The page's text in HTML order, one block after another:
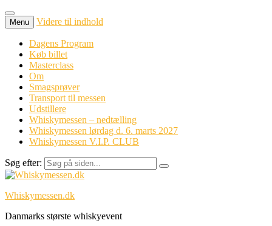
Menu Videre til indhold
Dagens Program
Køb billet
Masterclass
Om
Smagsprøver
Transport til messen
Udstillere
Whiskymessen – nedtælling
Whiskymessen lørdag d. 6. marts 2027
Whiskymessen V.I.P. CLUB
Søg efter:
Whiskymessen.dk
Danmarks største whiskyevent